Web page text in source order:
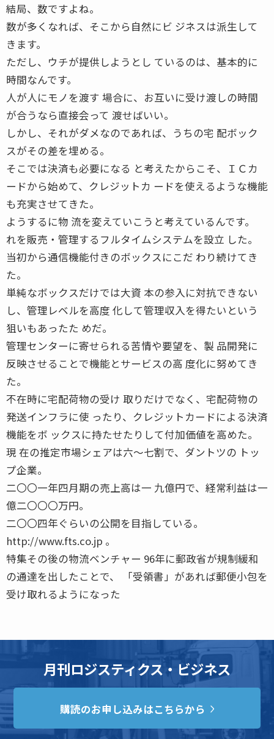
結局、数ですよね。
数が多くなれば、そこから自然にビ ジネスは派生して
きます。
ただし、ウチが提供しようとし ているのは、基本的に
時間なんです。
人が人にモノを渡す 場合に、お互いに受け渡しの時間
が合うなら直接会って 渡せばいい。
しかし、それがダメなのであれば、うちの宅 配ボック
スがその差を埋める。
そこでは決済も必要になる と考えたからこそ、ＩＣカ
ードから始めて、クレジットカ ードを使えるような機能
も充実させてきた。
ようするに物 流を変えていこうと考えているんです。
れを販売・管理するフルタイムシステムを設立 した。
当初から通信機能付きのボックスにこだ わり続けてき
た。
単純なボックスだけでは大資 本の参入に対抗できない
し、管理レベルを高度 化して管理収入を得たいという
狙いもあったた めだ。
管理センターに寄せられる苦情や要望を、製 品開発に
反映させることで機能とサービスの高 度化に努めてき
た。
不在時に宅配荷物の受け 取りだけでなく、宅配荷物の
発送インフラに使 ったり、クレジットカードによる決済
機能をボ ックスに持たせたりして付加価値を高めた。
現 在の推定市場シェアは六〜七割で、ダントツの トッ
プ企業。
二〇〇一年四月期の売上高は一 九億円で、経常利益は一
億二〇〇〇万円。
二〇〇四年ぐらいの公開を目指している。
http://www.fts.co.jp 。
特集その後の物流ベンチャー 96年に郵政省が規制緩和
の通達を出したことで、 「受領書」があれば郵便小包を
受け取れるようになった
月刊ロジスティクス・ビジネス
購読のお申し込みはこちらから